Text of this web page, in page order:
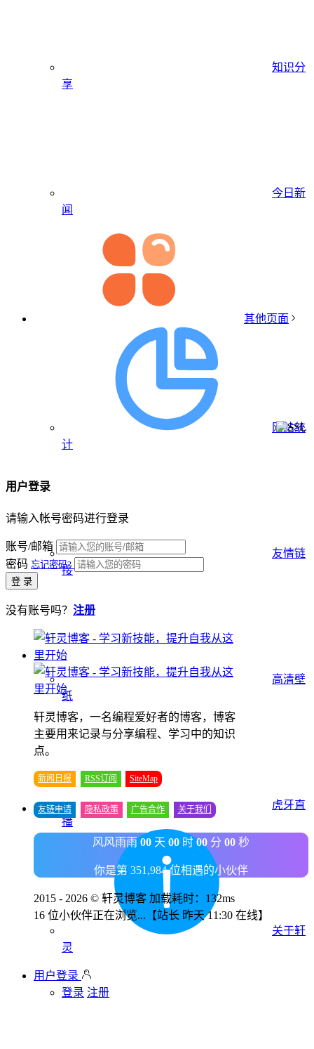
知识分
享
今日新
闻
其他页面
网站统
计
友情链
接
高清壁
纸
虎牙直
播
关于轩
灵
用户登录
登录 注册
用户登录
请输入帐号密码进行登录
账号/邮箱
密码 忘记密码?
登 录
没有账号吗？ 注册
轩灵博客，一名编程爱好者的博客，博客
主要用来记录与分享编程、学习中的知识
点。
新闻日报 RSS订阅 SiteMap
友链申请 隐私政策 广告合作 关于我们
风风雨雨 00 天 00 时 00 分 00 秒
你是第 351,984 位相遇的小伙伴
2015 - 2026 © 轩灵博客 加载耗时：132ms
16 位小伙伴正在浏览... 【站长 昨天 11:30 在线】